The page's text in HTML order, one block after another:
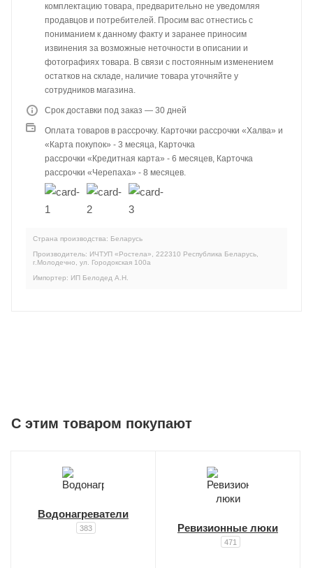
комплектацию товара, предварительно не уведомляя
продавцов и потребителей. Просим вас отнестись с
пониманием к данному факту и заранее приносим
извинения за возможные неточности в описании и
фотографиях товара. В связи с постоянным изменением
остатков на складе, наличие товара уточняйте у
сотрудников магазина.
Срок доставки под заказ — 30 дней
Оплата товаров в рассрочку. Карточки рассрочки «Халва» и
«Карта покупок» - 3 месяца, Карточка
рассрочки «Кредитная карта» - 6 месяцев, Карточка
рассрочки «Черепаха» - 8 месяцев.
Страна производства: Беларусь
Производитель: ИЧТУП «Ростела», 222310 Республика Беларусь,
г.Молодечно, ул. Городокская 100а
Импортер: ИП Белодед А.Н.
C этим товаром покупают
Водонагреватели
383 Ревизионные люки
471